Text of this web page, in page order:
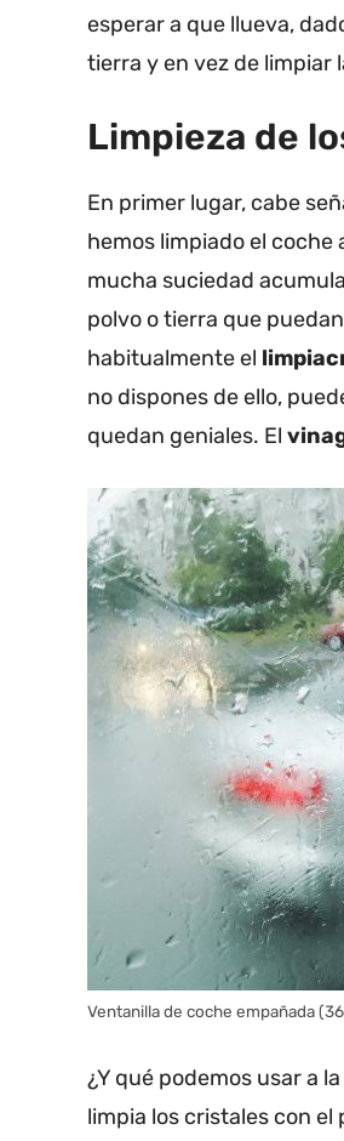
esperar a que llueva,
tierra y en vez de limpiar
Limpieza de
En primer lugar, cabe
hemos limpiado el coche
mucha suciedad
polvo o tierra que
habitualmente el
no dispones de ello,
quedan geniales. El
Ventanilla de coche empañada
¿Y qué podemos usar a
limpia los cristales con